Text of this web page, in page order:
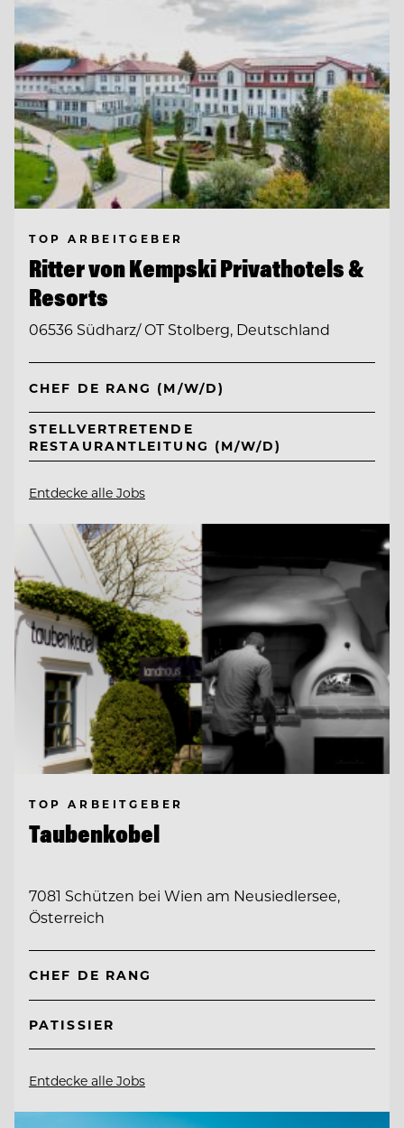
TOP ARBEITGEBER
Ritter von Kempski Privathotels &
Resorts
06536 Südharz/ OT Stolberg, Deutschland
CHEF DE RANG (M/W/D)
STELLVERTRETENDE
RESTAURANTLEITUNG (M/W/D)
Entdecke alle Jobs
TOP ARBEITGEBER
Taubenkobel
7081 Schützen bei Wien am Neusiedlersee,
Österreich
CHEF DE RANG
PATISSIER
Entdecke alle Jobs